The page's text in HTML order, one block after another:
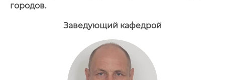
Заведующий кафедрой
городов.